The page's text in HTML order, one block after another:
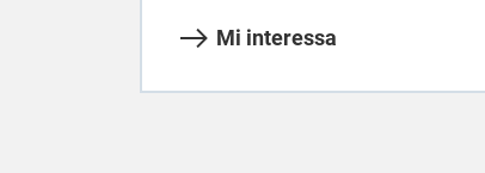
Mi interessa